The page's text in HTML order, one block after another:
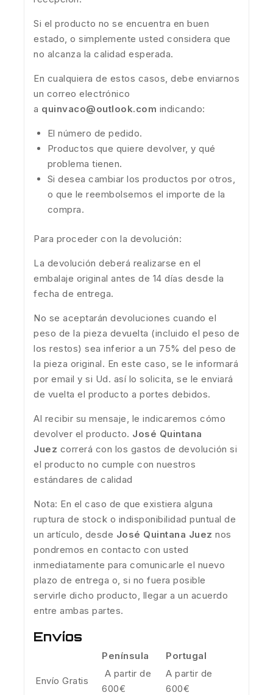
Si el producto no se encuentra en buen
estado, o simplemente usted considera que
no alcanza la calidad esperada.
En cualquiera de estos casos, debe enviarnos
un correo electrónico
a quinvaco@outlook.com indicando:
El número de pedido.
Productos que quiere devolver, y qué
problema tienen.
Si desea cambiar los productos por otros,
o que le reembolsemos el importe de la
compra.
Para proceder con la devolución:
La devolución deberá realizarse en el
embalaje original antes de 14 días desde la
fecha de entrega.
No se aceptarán devoluciones cuando el
peso de la pieza devuelta (incluido el peso de
los restos) sea inferior a un 75% del peso de
la pieza original. En este caso, se le informará
por email y si Ud. así lo solicita, se le enviará
de vuelta el producto a portes debidos.
Al recibir su mensaje, le indicaremos cómo
devolver el producto. José Quintana
Juez correrá con los gastos de devolución si
el producto no cumple con nuestros
estándares de calidad
Nota: En el caso de que existiera alguna
ruptura de stock o indisponibilidad puntual de
un artículo, desde José Quintana Juez nos
pondremos en contacto con usted
inmediatamente para comunicarle el nuevo
plazo de entrega o, si no fuera posible
servirle dicho producto, llegar a un acuerdo
entre ambas partes.
Envíos
Península Portugal
Envío Gratis
A partir de
600€
A partir de
600€